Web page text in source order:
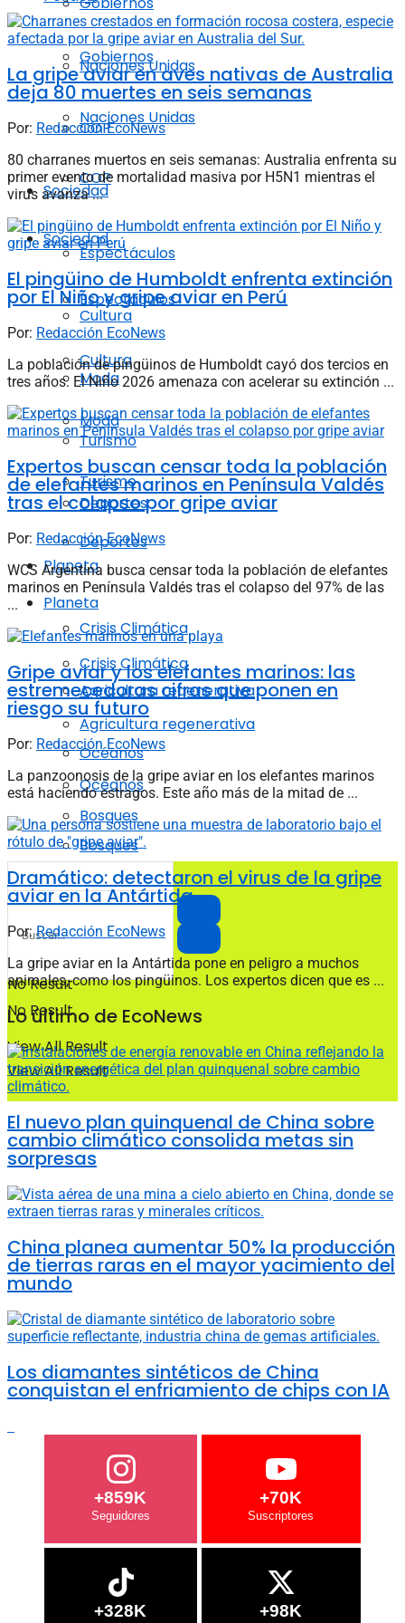
Naciones Unidas
COP
Sociedad
Espectáculos
Cultura
Moda
Turismo
Deportes
Planeta
Crisis Climática
Agricultura regenerativa
Océanos
Bosques
No Result
View All Result
Gobiernos
Naciones Unidas
COP
Sociedad
Espectáculos
Cultura
Moda
Turismo
Deportes
Planeta
Crisis Climática
Agricultura regenerativa
Océanos
Bosques
No Result
View All Result
La gripe aviar en aves nativas de Australia
deja 80 muertes en seis semanas
Por: Redacción EcoNews
80 charranes muertos en seis semanas: Australia enfrenta su
primer evento de mortalidad masiva por H5N1 mientras el
virus avanza ...
El pingüino de Humboldt enfrenta extinción
por El Niño y gripe aviar en Perú
Por: Redacción EcoNews
La población de pingüinos de Humboldt cayó dos tercios en
tres años. El Niño 2026 amenaza con acelerar su extinción ...
Expertos buscan censar toda la población
de elefantes marinos en Península Valdés
tras el colapso por gripe aviar
Por: Redacción EcoNews
WCS Argentina busca censar toda la población de elefantes
marinos en Península Valdés tras el colapso del 97% de las
...
Gripe aviar y los elefantes marinos: las
estremecedoras cifras que ponen en
riesgo su futuro
Por: Redacción EcoNews
La panzoonosis de la gripe aviar en los elefantes marinos
está haciendo estragos. Este año más de la mitad de ...
Dramático: detectaron el virus de la gripe
aviar en la Antártida
Por: Redacción EcoNews
La gripe aviar en la Antártida pone en peligro a muchos
animales, como los pingüinos. Los expertos dicen que es ...
Lo último de EcoNews
El nuevo plan quinquenal de China sobre
cambio climático consolida metas sin
sorpresas
China planea aumentar 50% la producción
de tierras raras en el mayor yacimiento del
mundo
Los diamantes sintéticos de China
conquistan el enfriamiento de chips con IA
+859K +70K
+328K +98K